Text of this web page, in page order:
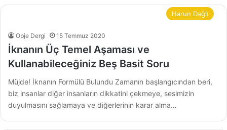
Harun Dağlı
Obje Dergi 15 Temmuz 2020
İknanın Üç Temel Aşaması ve
Kullanabileceğiniz Beş Basit Soru
Müjde! İknanın Formülü Bulundu Zamanın başlangıcından beri,
biz insanlar diğer insanların dikkatini çekmeye, sesimizin
duyulmasını sağlamaya ve diğerlerinin karar alma…